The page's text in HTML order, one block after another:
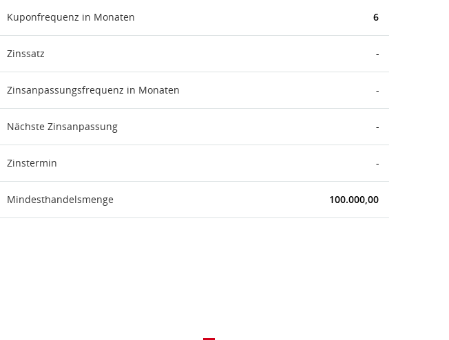
Kuponfrequenz in Monaten 6
Zinssatz -
Zinsanpassungsfrequenz in Monaten -
Nächste Zinsanpassung -
Zinstermin -
Mindesthandelsmenge 100.000,00